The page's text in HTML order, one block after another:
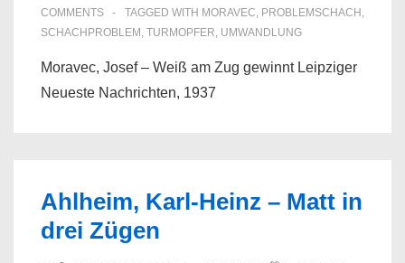
COMMENTS
TAGGED WITH MORAVEC, PROBLEMSCHACH ,
SCHACHPROBLEM , TURMOPFER, UMWANDLUNG
Moravec, Josef – Weiß am Zug gewinnt Leipziger
Neueste Nachrichten, 1937
Ahlheim, Karl-Heinz – Matt in
drei Zügen